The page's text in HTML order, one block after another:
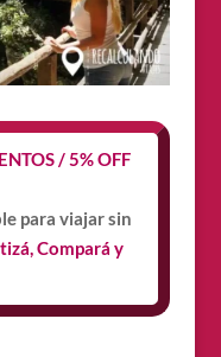
/ 5% OFF
para viajar sin
Compará y